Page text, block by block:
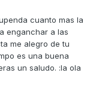
cuanto mas la
enganchar a las
me alegro de tu
es una buena
un saludo. :la ola